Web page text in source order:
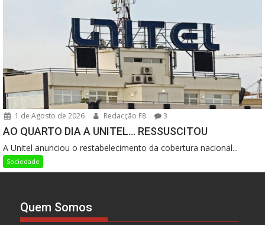
1 de Agosto de 2026 Redacção F8 3
AO QUARTO DIA A UNITEL… RESSUSCITOU
A Unitel anunciou o restabelecimento da cobertura nacional...
Sociedade
Quem Somos